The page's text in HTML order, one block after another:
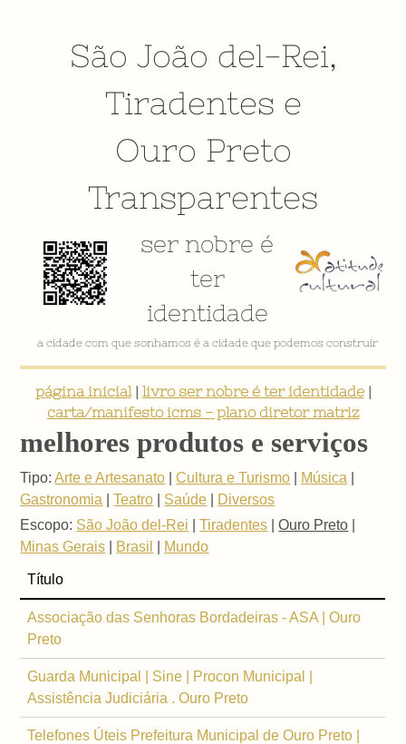
São João del-Rei,
Tiradentes e
Ouro Preto
Transparentes
ser nobre é
ter
identidade
a cidade com que sonhamos é a cidade que podemos construir
página inicial| livro ser nobre é ter identidade|
carta/manifesto icms - plano diretor matriz
melhores produtos e serviços
Tipo: Arte e Artesanato |Cultura e Turismo Música
Gastronomia |Teatro Saúde
Diversos
Escopo: São João del-Rei |Tiradentes |Ouro Preto
Minas Gerais
Brasil Mundo
Título
Associação das Senhoras Bordadeiras - ASA | Ouro
Preto
Guarda Municipal | Sine | Procon Municipal |
Assistência Judiciária . Ouro Preto
Telefones Úteis Prefeitura Municipal de Ouro Preto |